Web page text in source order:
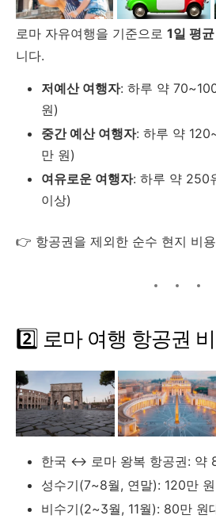
로마 자유여행을 기준으로 1일 평
니다.
저예산 여행자: 하루 약
원)
중간 예산 여행자: 하루 약
만 원)
여유로운 여행자: 하루 약 250
이상)
👉 항공권을 제외한 순수 현지 비
2️⃣ 로마 여행 항공권
한국 ↔ 로마 왕복 항공권: 약
성수기(7~8월, 연말): 120만
비수기(2~3월, 11월): 80만 원